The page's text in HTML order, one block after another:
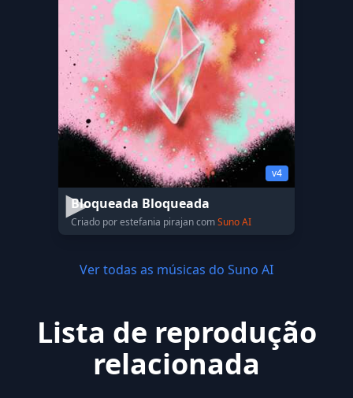
v4
Bloqueada Bloqueada
Criado por estefania pirajan comSuno AI
Ver todas as músicas do Suno AI
Lista de reprodução
relacionada